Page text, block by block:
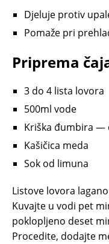
Djeluje protiv
Pomaže pri
Priprema
3 do 4 lista lovora
500ml vode
Kriška đumbira —
Kašičica meda
Sok od limuna
Listove lovora
Kuvajte u vodi pet
poklopljeno deset
Procedite, dodajte